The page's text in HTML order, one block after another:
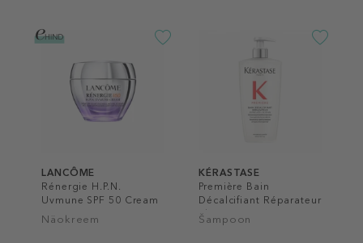
LANCÔME
Rénergie H.P.N.
Uvmune SPF 50 Cream
Näokreem
KÉRASTASE
Première Bain
Décalcifiant Réparateur
Shampoo
Šampoon